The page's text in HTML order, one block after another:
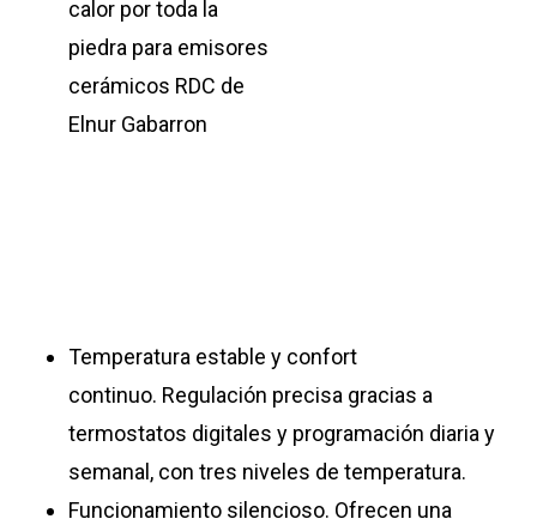
Temperatura estable y confort
continuo. Regulación precisa gracias a
termostatos digitales y programación diaria y
semanal, con tres niveles de temperatura.
Funcionamiento silencioso. Ofrecen una